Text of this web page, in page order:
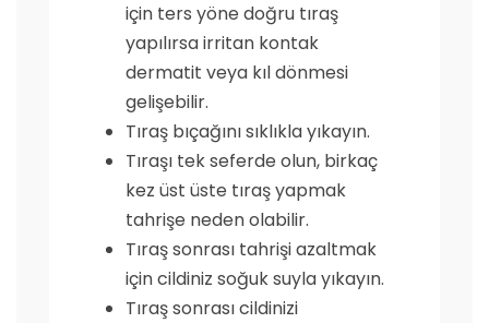
için ters yöne doğru tıraş
yapılırsa irritan kontak
dermatit veya kıl dönmesi
gelişebilir.
Tıraş bıçağını sıklıkla yıkayın.
Tıraşı tek seferde olun, birkaç
kez üst üste tıraş yapmak
tahrişe neden olabilir.
Tıraş sonrası tahrişi azaltmak
için cildiniz soğuk suyla yıkayın.
Tıraş sonrası cildinizi